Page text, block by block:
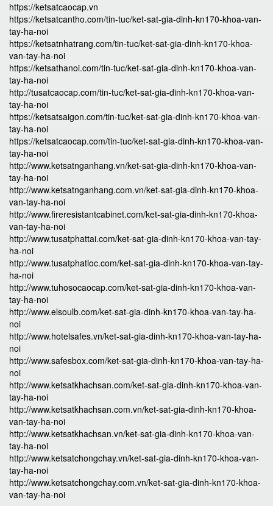
https://ketsatcaocap.vn
https://ketsatcantho.com/tin-tuc/ket-sat-gia-dinh-kn170-khoa-van-
tay-ha-noi
https://ketsatnhatrang.com/tin-tuc/ket-sat-gia-dinh-kn170-khoa-
van-tay-ha-noi
https://ketsathanoi.com/tin-tuc/ket-sat-gia-dinh-kn170-khoa-van-
tay-ha-noi
http://tusatcaocap.com/tin-tuc/ket-sat-gia-dinh-kn170-khoa-van-
tay-ha-noi
https://ketsatsaigon.com/tin-tuc/ket-sat-gia-dinh-kn170-khoa-van-
tay-ha-noi
https://ketsatcaocap.com/tin-tuc/ket-sat-gia-dinh-kn170-khoa-van-
tay-ha-noi
http://www.ketsatnganhang.vn/ket-sat-gia-dinh-kn170-khoa-van-
tay-ha-noi
http://www.ketsatnganhang.com.vn/ket-sat-gia-dinh-kn170-khoa-
van-tay-ha-noi
http://www.fireresistantcabinet.com/ket-sat-gia-dinh-kn170-khoa-
van-tay-ha-noi
http://www.tusatphattai.com/ket-sat-gia-dinh-kn170-khoa-van-tay-
ha-noi
http://www.tusatphatloc.com/ket-sat-gia-dinh-kn170-khoa-van-tay-
ha-noi
http://www.tuhosocaocap.com/ket-sat-gia-dinh-kn170-khoa-van-
tay-ha-noi
http://www.elsoulb.com/ket-sat-gia-dinh-kn170-khoa-van-tay-ha-
noi
http://www.hotelsafes.vn/ket-sat-gia-dinh-kn170-khoa-van-tay-ha-
noi
http://www.safesbox.com/ket-sat-gia-dinh-kn170-khoa-van-tay-ha-
noi
http://www.ketsatkhachsan.com/ket-sat-gia-dinh-kn170-khoa-van-
tay-ha-noi
http://www.ketsatkhachsan.com.vn/ket-sat-gia-dinh-kn170-khoa-
van-tay-ha-noi
http://www.ketsatkhachsan.vn/ket-sat-gia-dinh-kn170-khoa-van-
tay-ha-noi
http://www.ketsatchongchay.vn/ket-sat-gia-dinh-kn170-khoa-van-
tay-ha-noi
http://www.ketsatchongchay.com.vn/ket-sat-gia-dinh-kn170-khoa-
van-tay-ha-noi